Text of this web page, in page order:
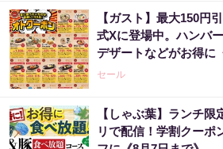
【ガスト】最大150円
式Xに登場中。ハンバ
デザートなどがお得に
セール
【しゃぶ葉】ランチ
リで配信！学割クーポ